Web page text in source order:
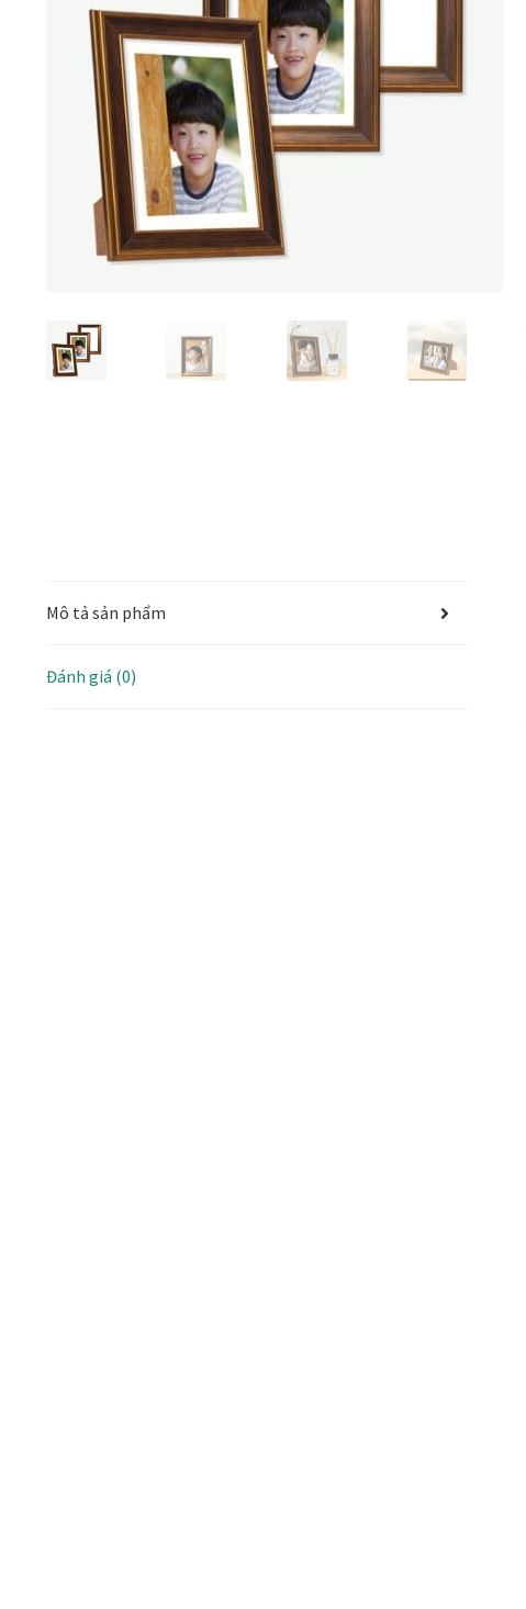
Tranh sơn mài phòng khách Tranh tặng đối tác
Tranh treo phòng làm việc giám đốcTranh treo phòng ngủ
Xưởng tranh Mia Home
Mô tả sản phẩm
Đánh giá (0)